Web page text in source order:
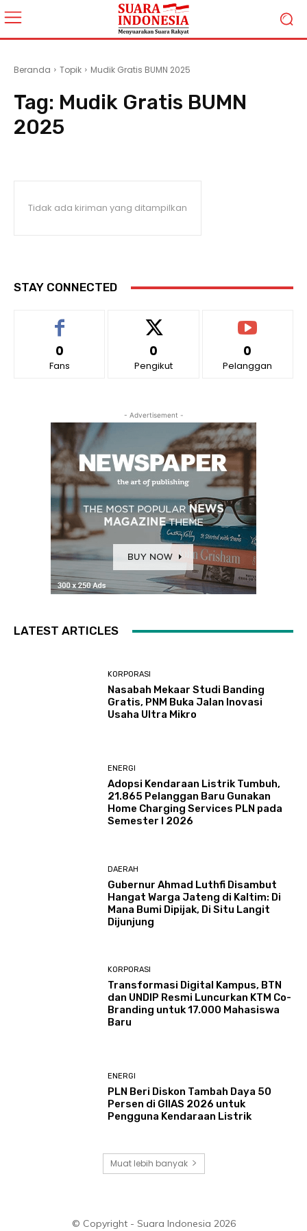
Beranda Topik Mudik Gratis BUMN 2025
Tag: Mudik Gratis BUMN
2025
Tidak ada kiriman yang ditampilkan
STAY CONNECTED
0
Fans
0
Pengikut
0
Pelanggan
- Advertisement -
LATEST ARTICLES
KORPORASI
Nasabah Mekaar Studi Banding
Gratis, PNM Buka Jalan Inovasi
Usaha Ultra Mikro
ENERGI
Adopsi Kendaraan Listrik Tumbuh,
21.865 Pelanggan Baru Gunakan
Home Charging Services PLN pada
Semester I 2026
DAERAH
Gubernur Ahmad Luthfi Disambut
Hangat Warga Jateng di Kaltim: Di
Mana Bumi Dipijak, Di Situ Langit
Dijunjung
KORPORASI
Transformasi Digital Kampus, BTN
dan UNDIP Resmi Luncurkan KTM Co-
Branding untuk 17.000 Mahasiswa
Baru
ENERGI
PLN Beri Diskon Tambah Daya 50
Persen di GIIAS 2026 untuk
Pengguna Kendaraan Listrik
Muat lebih banyak
© Copyright - Suara Indonesia 2026